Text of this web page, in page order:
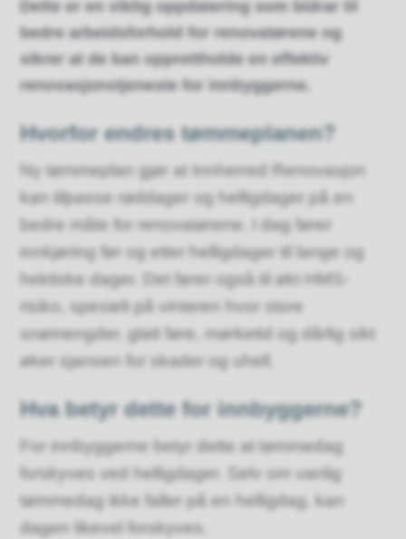
Dette er en viktig oppdatering som bidrar til
bedre arbeidsforhold for renovatørene og
sikrer at de kan opprettholde en effektiv
renovasjonstjeneste for innbyggerne.
Hvorfor endres tømmeplanen?
Ny tømmeplan gjør at Innherred Renovasjon
kan tilpasse røddager og helligdager på en
bedre måte for renovatørene. I dag fører
innkjøring før og etter helligdager til lange og
hektiske dager. Det fører også til økt HMS-
risiko, spesielt på vinteren hvor store
snømengder, glatt føre, mørketid og dårlig sikt
øker sjansen for skader og uhell.
Hva betyr dette for innbyggerne?
For innbyggerne betyr dette at tømmedag
forskyves ved helligdager. Selv om vanlig
tømmedag ikke faller på en helligdag, kan
dagen likevel forskyves.